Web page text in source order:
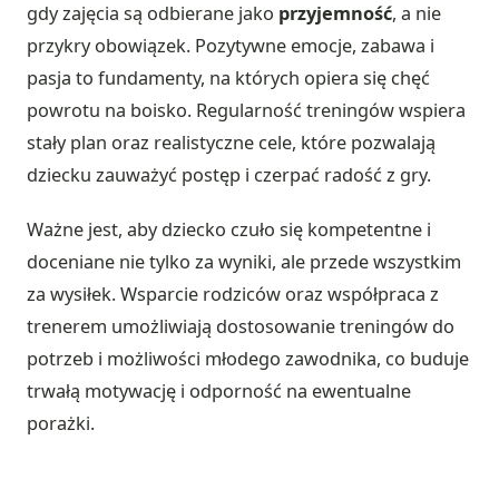
gdy zajęcia są odbierane jako przyjemność, a nie
przykry obowiązek. Pozytywne emocje, zabawa i
pasja to fundamenty, na których opiera się chęć
powrotu na boisko. Regularność treningów wspiera
stały plan oraz realistyczne cele, które pozwalają
dziecku zauważyć postęp i czerpać radość z gry.
Ważne jest, aby dziecko czuło się kompetentne i
doceniane nie tylko za wyniki, ale przede wszystkim
za wysiłek. Wsparcie rodziców oraz współpraca z
trenerem umożliwiają dostosowanie treningów do
potrzeb i możliwości młodego zawodnika, co buduje
trwałą motywację i odporność na ewentualne
porażki.